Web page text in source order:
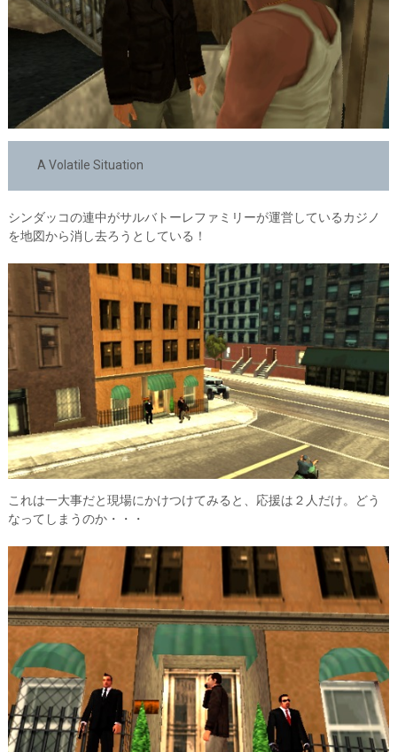
A Volatile Situation
シンダッコの連中がサルバトーレファミリーが運営しているカジノ
を地図から消し去ろうとしている！
これは一大事だと現場にかけつけてみると、応援は２人だけ。どう
なってしまうのか・・・